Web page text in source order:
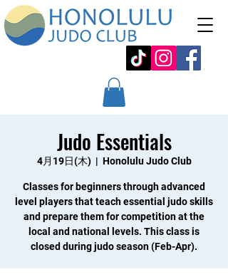
Judo Essentials
4月19日(木)
  |
Honolulu Judo Club
Classes for beginners through advanced
level players that teach essential judo skills
and prepare them for competition at the
local and national levels. This class is
closed during judo season (Feb-Apr).